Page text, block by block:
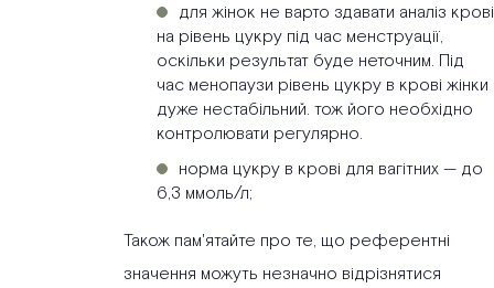
для жінок не варто здавати аналіз крові
на рівень цукру під час менструації,
оскільки результат буде неточним. Під
час менопаузи рівень цукру в крові жінки
дуже нестабільний. тож його необхідно
контролювати регулярно.
норма цукру в крові для вагітних — до
6,3 ммоль/л;
Також пам'ятайте про те, що референтні
значення можуть незначно відрізнятися